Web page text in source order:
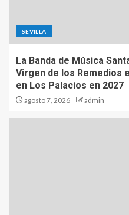
SEVILLA
La Banda de Música
Virgen de los Remedios
en Los Palacios en 2027
agosto 7, 2026 admin